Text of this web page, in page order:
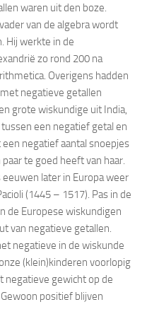
waren uit den boze.
van de algebra wordt
Hij werkte in de
zo rond 200 na
Overigens hadden
negatieve getallen
grote wiskundige uit India,
een negatief getal en
negatief aantal snoepjes
te goed heeft van haar.
later in Europa weer
(1445 – 1517). Pas in de
de Europese wiskundigen
van negatieve getallen.
negatieve in de wiskunde
(klein)kinderen voorlopig
negatieve gewicht op de
positief blijven